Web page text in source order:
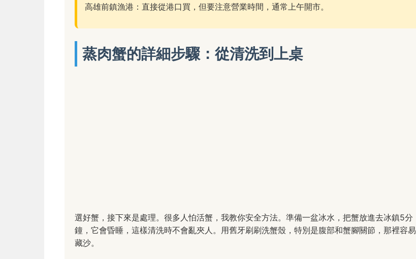
高雄前鎮漁港：直接從港口買，但要注意營業時間，通常上午開市。
蒸肉蟹的詳細步驟：從清洗到上桌
選好蟹，接下來是處理。很多人怕活蟹，我教你安全方法。準備一盆冰水，把蟹放進去冰鎮5分
鐘，它會昏睡，這樣清洗時不會亂夾人。用舊牙刷刷洗蟹殼，特別是腹部和蟹腳關節，那裡容易
藏沙。